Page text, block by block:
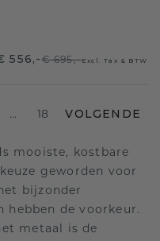
556,-€ 695,-Excl. Tax & BTW
… 18 VOLGENDE
mooiste, kostbare
geworden voor
bijzonder
de voorkeur.
metaal is de